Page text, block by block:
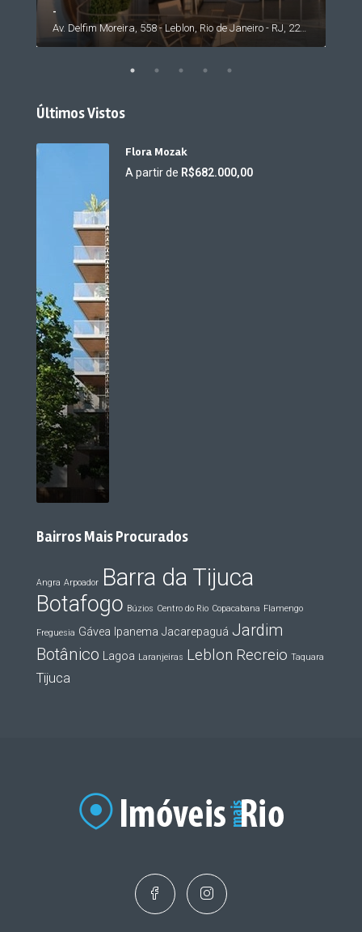
-
Últimos Vistos
Flora Mozak
A partir de R$682.000,00
Bairros Mais Procurados
Angra Arpoador Barra da Tijuca
Botafogo Búzios Centro do Rio Copacabana Flamengo
Freguesia Gávea Ipanema Jacarepaguá Jardim
Botânico
Lagoa Laranjeiras Leblon Recreio Taquara
Tijuca